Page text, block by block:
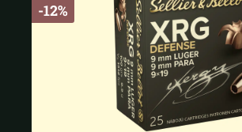
-12%